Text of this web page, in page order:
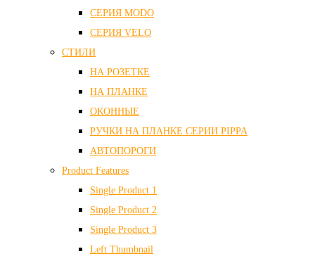
СЕРИЯ MODO
СЕРИЯ VELO
СТИЛИ
НА РОЗЕТКЕ
НА ПЛАНКЕ
ОКОННЫЕ
РУЧКИ НА ПЛАНКЕ СЕРИИ PIPPA
АВТОПОРОГИ
Product Features
Single Product 1
Single Product 2
Single Product 3
Left Thumbnail